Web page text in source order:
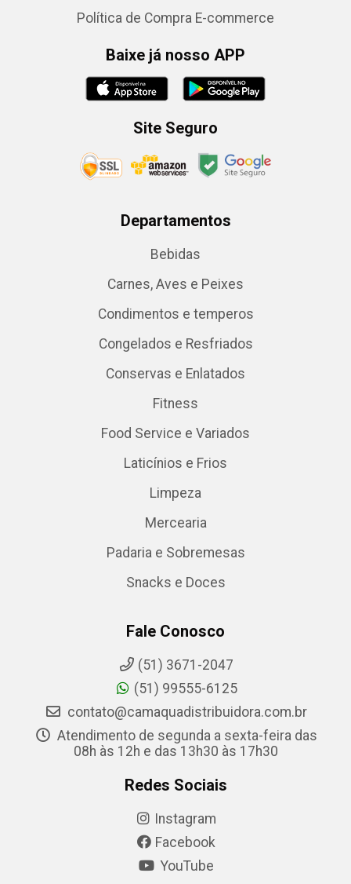
Política de Compra E-commerce
Baixe já nosso APP
Site Seguro
Departamentos
Bebidas
Carnes, Aves e Peixes
Condimentos e temperos
Congelados e Resfriados
Conservas e Enlatados
Fitness
Food Service e Variados
Laticínios e Frios
Limpeza
Mercearia
Padaria e Sobremesas
Snacks e Doces
Fale Conosco
(51) 3671-2047
(51) 99555-6125
contato@camaquadistribuidora.com.br
Atendimento de segunda a sexta-feira das
08h às 12h e das 13h30 às 17h30
Redes Sociais
Instagram
Facebook
YouTube